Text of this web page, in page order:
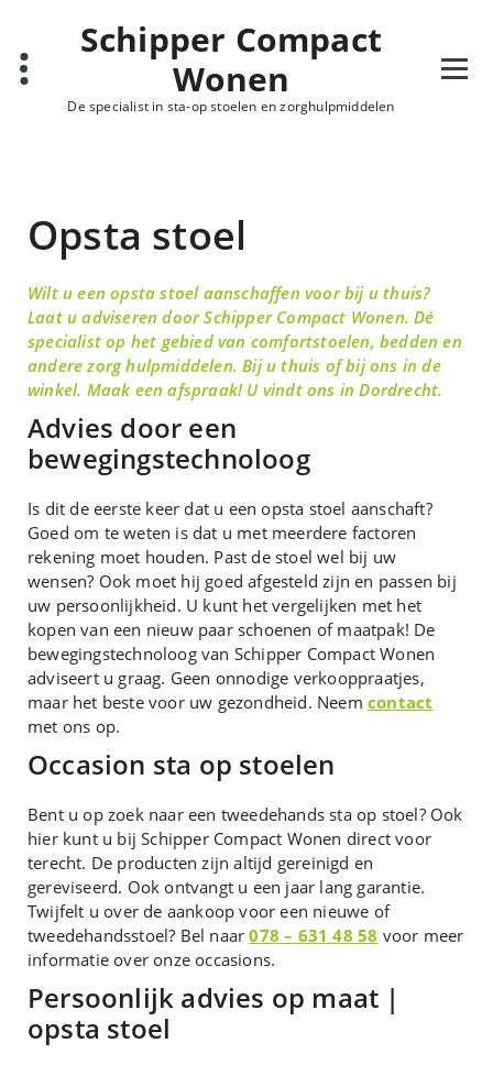
Schipper Compact
Wonen
De specialist in sta-op stoelen en zorghulpmiddelen
Opsta stoel
Wilt u een opsta stoel aanschaffen voor bij u thuis?
Laat u adviseren door Schipper Compact Wonen. Dé
specialist op het gebied van comfortstoelen, bedden en
andere zorg hulpmiddelen. Bij u thuis of bij ons in de
winkel. Maak een afspraak! U vindt ons in Dordrecht.
Advies door een
bewegingstechnoloog
Is dit de eerste keer dat u een opsta stoel aanschaft?
Goed om te weten is dat u met meerdere factoren
rekening moet houden. Past de stoel wel bij uw
wensen? Ook moet hij goed afgesteld zijn en passen bij
uw persoonlijkheid. U kunt het vergelijken met het
kopen van een nieuw paar schoenen of maatpak! De
bewegingstechnoloog van Schipper Compact Wonen
adviseert u graag. Geen onnodige verkooppraatjes,
maar het beste voor uw gezondheid. Neem contact
met ons op.
Occasion sta op stoelen
Bent u op zoek naar een tweedehands sta op stoel? Ook
hier kunt u bij Schipper Compact Wonen direct voor
terecht. De producten zijn altijd gereinigd en
gereviseerd. Ook ontvangt u een jaar lang garantie.
Twijfelt u over de aankoop voor een nieuwe of
tweedehandsstoel? Bel naar078 – 631 48 58 voor meer
informatie over onze occasions.
Persoonlijk advies op maat |
opsta stoel